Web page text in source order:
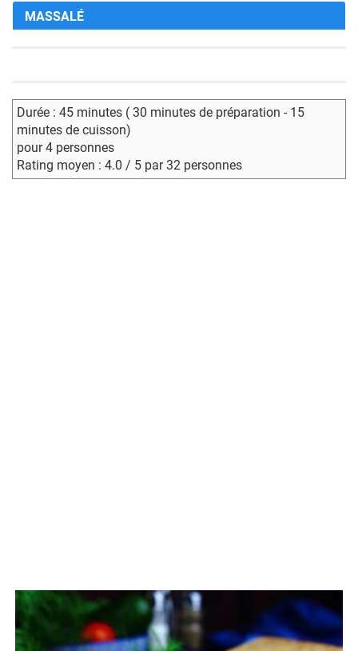
MASSALÉ
Durée : 45 minutes ( 30 minutes de préparation - 15
minutes de cuisson)
pour 4 personnes
Rating moyen : 4.0 / 5 par 32 personnes